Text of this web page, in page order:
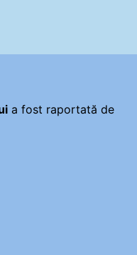
a fost raportată de